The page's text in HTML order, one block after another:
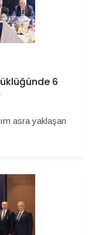
6
asra yaklaşan